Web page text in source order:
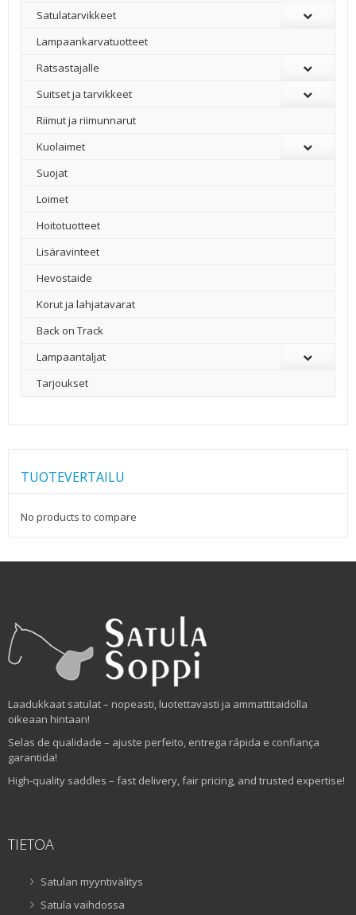
Satulatarvikkeet
–
Lampaankarvatuotteet
Ratsastajalle
Suitset ja tarvikkeet
Riimut ja riimunnarut
Kuolaimet
Suojat
Loimet
Hoitotuotteet
Lisäravinteet
Hevostaide
Korut ja lahjatavarat
Back on Track
Lampaantaljat
Tarjoukset
TUOTEVERTAILU
No products to compare
Laadukkaat satulat – nopeasti, luotettavasti ja ammattitaidolla
oikeaan hintaan!
Selas de qualidade – ajuste perfeito, entrega rápida e confiança
garantida!
High-quality saddles – fast delivery, fair pricing, and trusted expertise!
TIETOA
Satulan myyntivälitys
Satula vaihdossa